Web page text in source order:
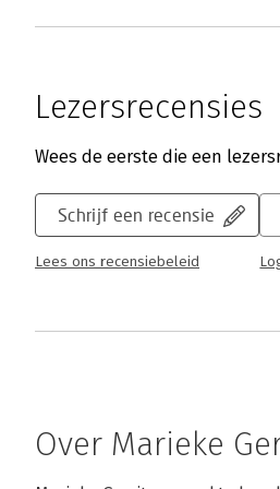
Lezersrecensies
Wees de eerste die een
Schrijf een recensie
Lees ons recensiebeleid
Over Marieke